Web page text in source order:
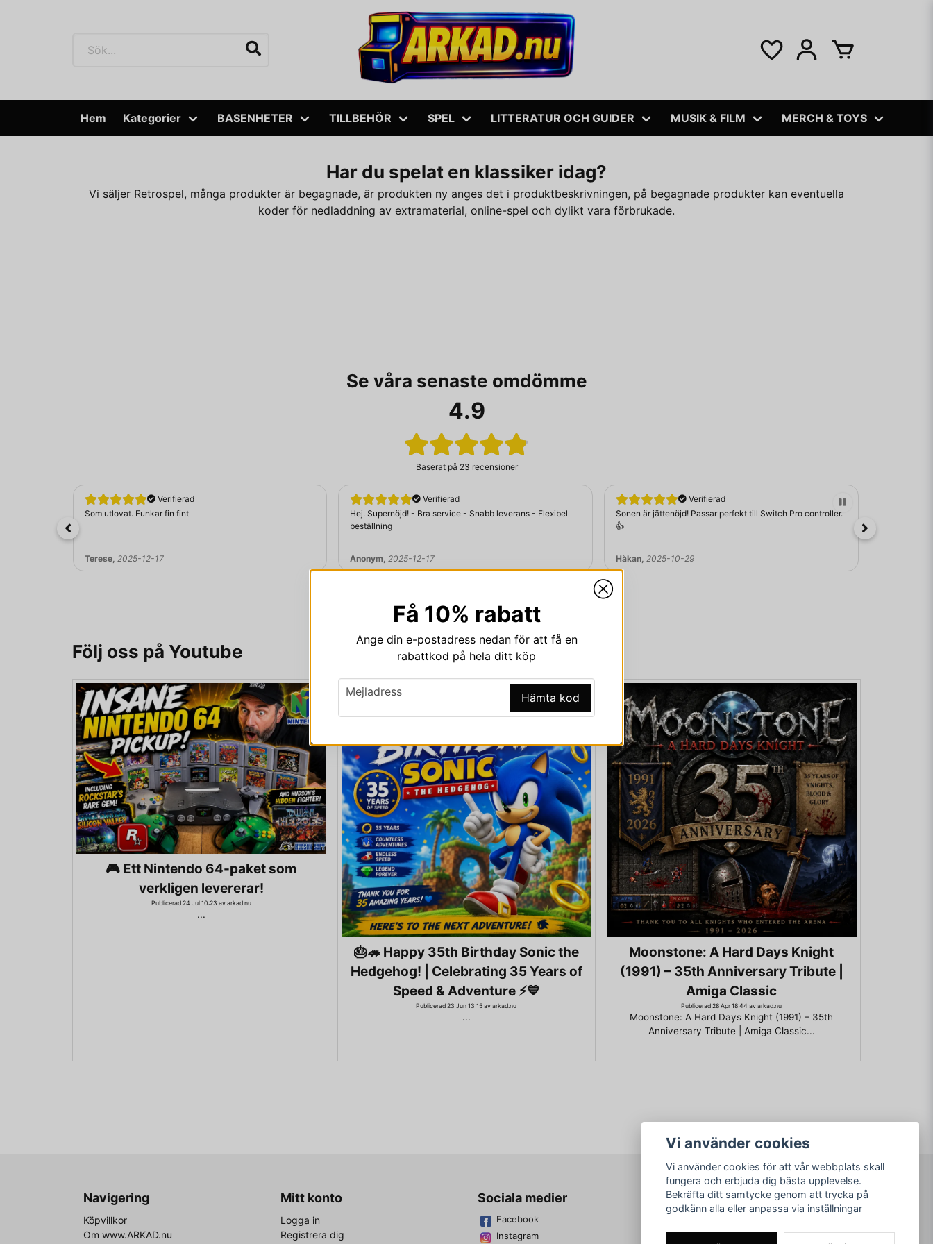
Hem Kategorier BASENHETER TILLBEHÖR SPEL LITTERATUR OCH GUIDER MUSIK & FILM MERCH & TOYS
Har du spelat en klassiker idag?
Vi säljer Retrospel, många produkter är begagnade, är produkten ny anges det i produktbeskrivningen, på begagnade produkter kan eventuella
koder för nedladdning av extramaterial, online-spel och dylikt vara förbrukade.
Se våra senaste omdömme
4.9
Baserat på 23 recensioner
Verifierad
Som utlovat. Funkar fin fint
Terese, 2025-12-17
Verifierad
Hej. Supernöjd! - Bra service - Snabb leverans - Flexibel
beställning
Anonym,2025-12-17
Verifierad
Sonen är jättenöjd! Passar perfekt till Switch Pro controller.
👍
Håkan, 2025-10-29
Följ oss på Youtube
🎮 Ett Nintendo 64-paket som
verkligen levererar!
Publicerad 24 Jul 10:23 av arkad.nu
...
🎂🦔 Happy 35th Birthday Sonic the
Hedgehog! | Celebrating 35 Years of
Speed & Adventure ⚡💙
Publicerad 23 Jun 13:15 av arkad.nu
...
Moonstone: A Hard Days Knight
(1991) – 35th Anniversary Tribute |
Amiga Classic
Publicerad 28 Apr 18:44 av arkad.nu
Moonstone: A Hard Days Knight (1991) – 35th
Anniversary Tribute | Amiga Classic...
Få 10% rabatt
Ange din e-postadress nedan för att få en
rabattkod på hela ditt köp
email
Mejladress Hämta kod
Navigering
Köpvillkor
Om www.ARKAD.nu
Mitt konto
Logga in
Registrera dig
Sociala medier
Facebook
Instagram
arkad.nu
Vi använder cookies
Vi använder cookies för att vår webbplats skall
fungera och erbjuda dig bästa upplevelse.
Bekräfta ditt samtycke genom att trycka på
godkänn alla eller anpassa via inställningar